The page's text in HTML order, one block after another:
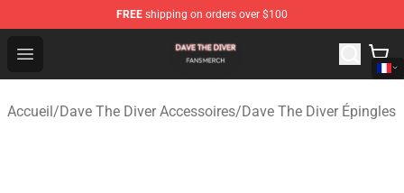
FREE shipping on orders over $100
Open menu
Dave The Diver Shop - Official Dave The Diver
Accueil/Dave The Diver Accessoires/Dave The Diver Épingles